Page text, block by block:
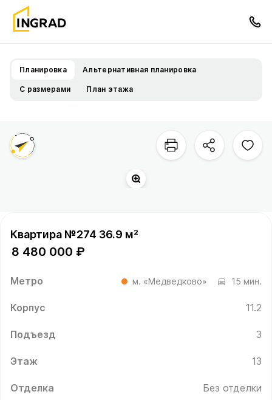
Планировка Альтернативная планировка
С размерами План этажа
Квартира №274 36.9 м²
8 480 000 ₽
Метро м. «Медведково» 15 мин.
Корпус 11.2
Подъезд 3
Этаж 13
Отделка Без отделки